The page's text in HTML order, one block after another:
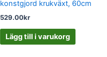
konstgjord krukväxt, 60cm
529.00kr
Lägg till i varukorg